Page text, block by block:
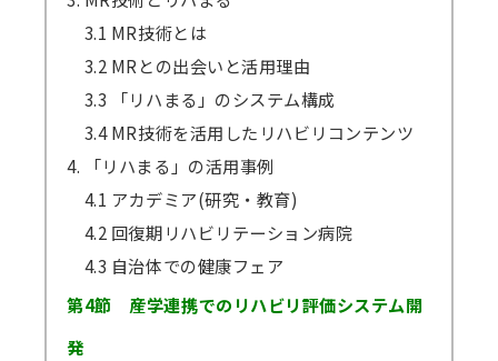
3.1 MR技術とは
3.2 MRとの出会いと活用理由
3.3 「リハまる」のシステム構成
3.4 MR技術を活用したリハビリコンテンツ
4. 「リハまる」の活用事例
4.1 アカデミア(研究・教育)
4.2 回復期リハビリテーション病院
4.3 自治体での健康フェア
第4節 産学連携でのリハビリ評価システム開
発